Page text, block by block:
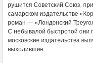
рушится Советский Союз,
самарском издательстве
роман — «Лондонский
С небывалой быстротой они
московские издательства
выходившие.